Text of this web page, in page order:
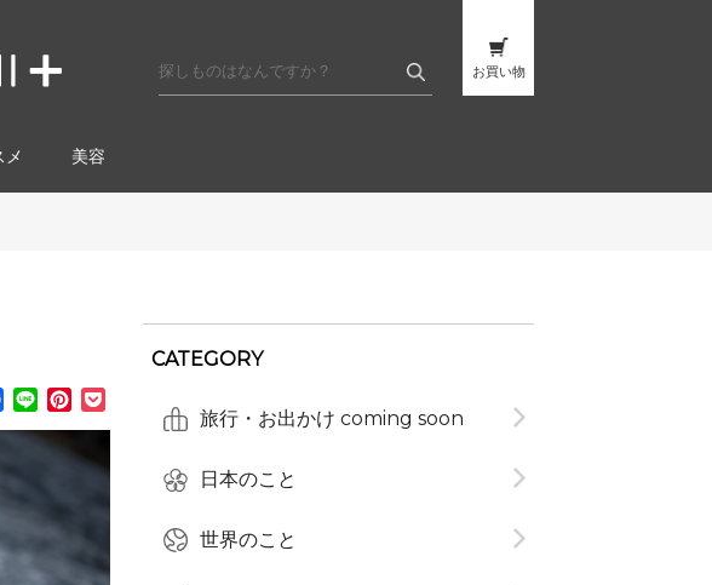
お買い物
メ​ 美容
Facebook
Line Pinterest
CATEGORY
旅行・お出かけ coming soon
日本のこと
世界のこと